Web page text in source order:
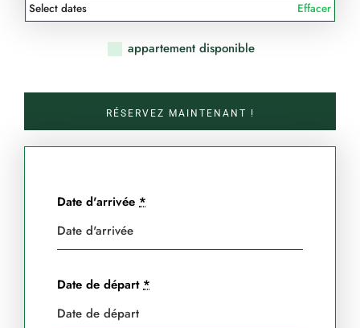
Select dates Effacer
appartement disponible
RÉSERVEZ MAINTENANT !
Date d'arrivée *
Date de départ*